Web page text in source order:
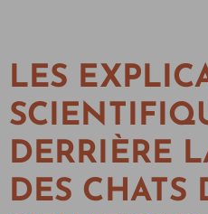
LES
DERRIÈRE
DES CHATS